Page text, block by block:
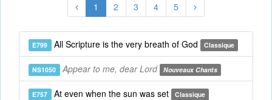
1 2 3 4 5
E799 All Scripture is the very breath of God Classique
NS1050 Appear to me, dear Lord Nouveaux Chants
E757 At even when the sun was set Classique